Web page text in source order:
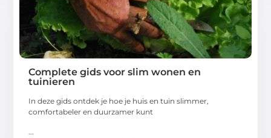
Complete gids voor slim wonen en
tuinieren
In deze gids ontdek je hoe je huis en tuin slimmer,
comfortabeler en duurzamer kunt